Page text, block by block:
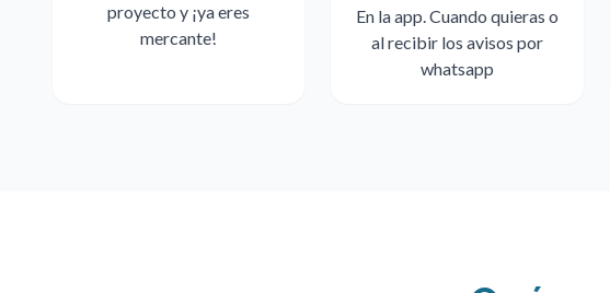
proyecto y ¡ya eres
mercante!
En la app. Cuando quieras o
al recibir los avisos por
whatsapp